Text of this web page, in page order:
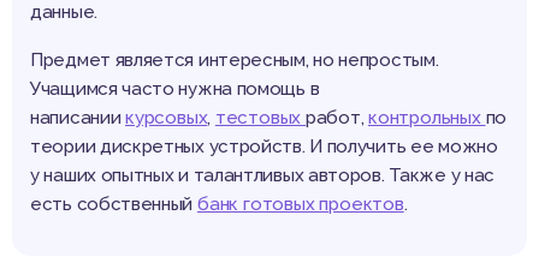
данные.
Предмет является интересным, но непростым.
Учащимся часто нужна помощь в
написании курсовых, тестовыхработ, контрольных по
теории дискретных устройств. И получить ее можно
у наших опытных и талантливых авторов. Также у нас
есть собственный банк готовых проектов.